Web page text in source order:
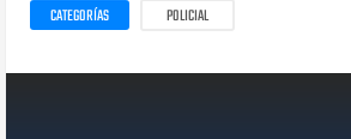
CATEGORÍAS POLICIAL